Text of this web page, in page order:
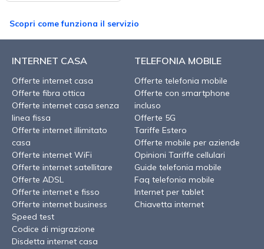
Scopri come funziona il servizio
INTERNET CASA
Offerte internet casa
Offerte fibra ottica
Offerte internet casa senza
linea fissa
Offerte internet illimitato
casa
Offerte internet WiFi
Offerte internet satellitare
Offerte ADSL
Offerte internet e fisso
Offerte internet business
Speed test
Codice di migrazione
Disdetta internet casa
TELEFONIA MOBILE
Offerte telefonia mobile
Offerte con smartphone
incluso
Offerte 5G
Tariffe Estero
Offerte mobile per aziende
Opinioni Tariffe cellulari
Guide telefonia mobile
Faq telefonia mobile
Internet per tablet
Chiavetta internet